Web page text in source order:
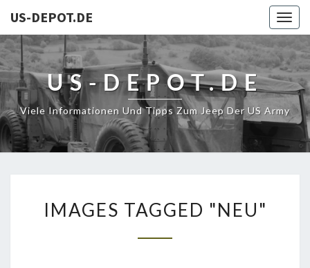
US-DEPOT.DE
US-DEPOT.DE
Viele Informationen Und Tipps Zum Jeep Der US Army
TAGGED
IMAGES TAGGED "NEU"